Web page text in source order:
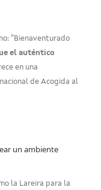
“Bienaventurado
el auténtico
en una
de Acogida al
un ambiente
la Lareira para la